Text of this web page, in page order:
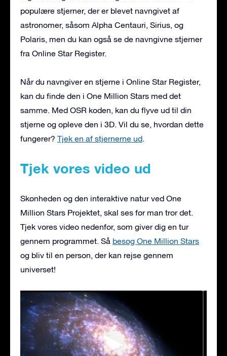
populære stjerner, der er blevet navngivet af
astronomer, såsom Alpha Centauri, Sirius, og
Polaris, men du kan også se de navngivne stjerner
fra Online Star Register.
Når du navngiver en stjerne i Online Star Register,
kan du finde den i One Million Stars med det
samme. Med OSR koden, kan du flyve ud til din
stjerne og opleve den i 3D. Vil du se, hvordan dette
fungerer? Tjek en af stjernerne ud.
Tjek vores video ud
Skønheden og den interaktive natur ved One
Million Stars Projektet, skal ses før man tror det.
Tjek vores video nedenfor, som giver dig en tur
gennem programmet. Så besøg One Million Stars
og bliv til en person, der kan rejse gennem
universet!